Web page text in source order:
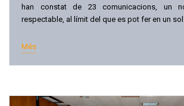
han constat de 23 comunicacions, un
respectable, al límit del que es pot fer en un sol
Més